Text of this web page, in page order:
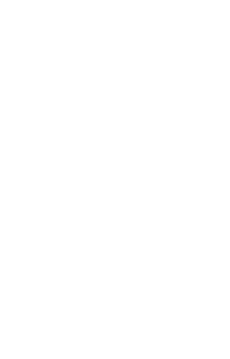
διαγωνισμό με σοβαρούς